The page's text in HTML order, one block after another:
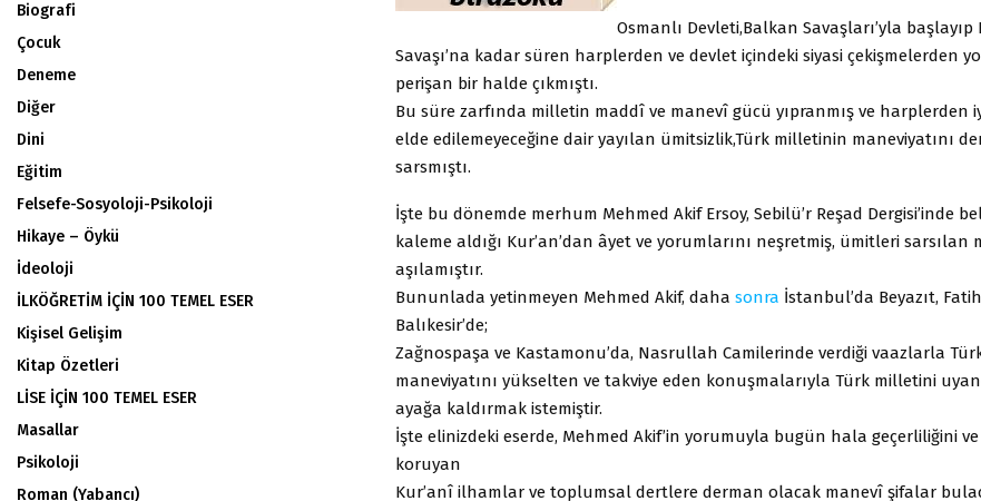
Osmanlı Devleti,Balkan Savaşları’yla
Savaşı’na kadar süren harplerden ve devlet içindeki siyasi çekişmelerden
perişan bir halde çıkmıştı.
Bu süre zarfında milletin maddî ve manevî gücü yıpranmış ve harplerden
elde edilemeyeceğine dair yayılan ümitsizlik,Türk milletinin maneviyatını
sarsmıştı.
İşte bu dönemde merhum Mehmed Akif Ersoy, Sebilü’r Reşad Dergisi’inde
kaleme aldığı Kur’an’dan âyet ve yorumlarını neşretmiş, ümitleri
aşılamıştır.
Bununlada yetinmeyen Mehmed Akif, daha sonra İstanbul’da Beyazıt,
Balıkesir’de;
Zağnospaşa ve Kastamonu’da, Nasrullah Camilerinde verdiği vaazlarla
maneviyatını yükselten ve takviye eden konuşmalarıyla Türk milletini
ayağa kaldırmak istemiştir.
İşte elinizdeki eserde, Mehmed Akif’in yorumuyla bugün hala geçerliliğini
koruyan
Kur’anî ilhamlar ve toplumsal dertlere derman olacak manevî şifalar
Biografi
Çocuk
Deneme
Diğer
Dini
Eğitim
Felsefe-Sosyoloji-Psikoloji
Hikaye – Öykü
İdeoloji
İLKÖĞRETİM İÇİN 100 TEMEL ESER
Kişisel Gelişim
Kitap Özetleri
LİSE İÇİN 100 TEMEL ESER
Masallar
Psikoloji
Roman (Yabancı)